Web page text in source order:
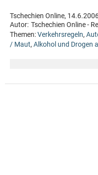
Tschechien Online,
Autor: Tschechien Online -
Themen:Verkehrsregeln,
/ Maut, Alkohol und Drogen